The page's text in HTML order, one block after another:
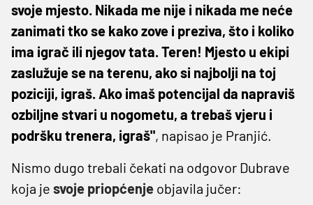
svoje mjesto. Nikada me nije i nikada me neće
zanimati tko se kako zove i preziva, što i koliko
ima igrač ili njegov tata. Teren! Mjesto u ekipi
zaslužuje se na terenu, ako si najbolji na toj
poziciji, igraš. Ako imaš potencijal da napraviš
ozbiljne stvari u nogometu, a trebaš vjeru i
podršku trenera, igraš", napisao je Pranjić.
Nismo dugo trebali čekati na odgovor Dubrave
koja je svoje priopćenje objavila jučer: